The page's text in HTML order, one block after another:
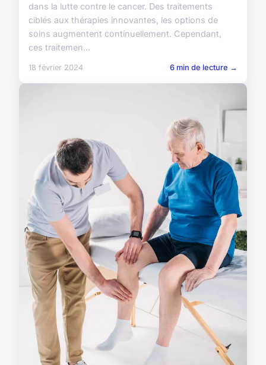
dans la lutte contre le cancer. Des traitements
ciblés aux thérapies innovantes, les options de
soins augmentent continuellement. Cependant,
ces traitemen...
18 février 2024 6 min de lecture →